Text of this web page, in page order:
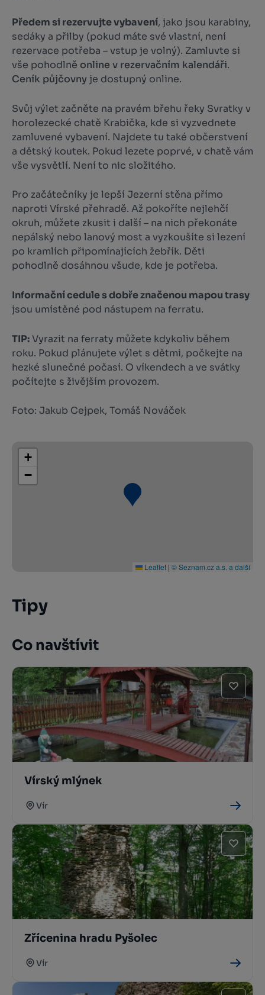
Předem si rezervujte vybavení, jako jsou karabiny,
sedáky a přilby (pokud máte své vlastní, není
rezervace potřeba – vstup je volný). Zamluvte si
vše pohodlně online v rezervačním kalendáři.
Ceník půjčovny je dostupný online.
Svůj výlet začněte na pravém břehu řeky Svratky v
horolezecké chatě Krabička, kde si vyzvednete
zamluvené vybavení. Najdete tu také občerstvení
a dětský koutek. Pokud lezete poprvé, v chatě vám
vše vysvětlí. Není to nic složitého.
Pro začátečníky je lepší Jezerní stěna přímo
naproti Vírské přehradě. Až pokoříte nejlehčí
okruh, můžete zkusit i další – na nich překonáte
nepálský nebo lanový most a vyzkoušíte si lezení
po kramlích připomínajících žebřík. Děti
pohodlně dosáhnou všude, kde je potřeba.
Informační cedule s dobře značenou mapou trasy
jsou umístěné pod nástupem na ferratu.
TIP:Vyrazit na ferraty můžete kdykoliv během
roku. Pokud plánujete výlet s dětmi, počkejte na
hezké slunečné počasí. O víkendech a ve svátky
počítejte s živějším provozem.
Foto: Jakub Cejpek, Tomáš Nováček
+
−
Leaflet | © Seznam.cz a.s. a další
Tipy
Co navštívit
Vírský mlýnek
Vír
Zřícenina hradu Pyšolec
Vír